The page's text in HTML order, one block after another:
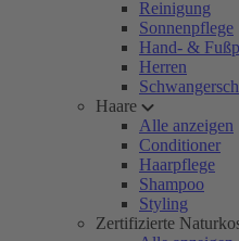
Reinigung
Sonnenpflege
Hand- &
Herren
Haare
Alle anzeigen
Conditioner
Haarpflege
Shampoo
Styling
Zertifizierte